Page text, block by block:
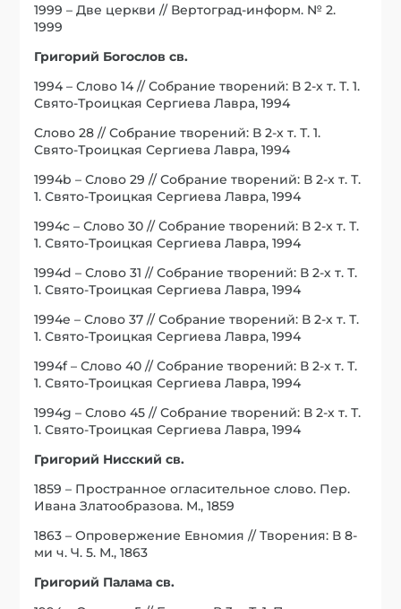
1999 – Две церкви // Вертоград-информ. № 2.
1999
Григорий Богослов св.
1994 – Слово 14 // Собрание творений: В 2-х т. Т. 1.
Свято-Троицкая Сергиева Лавра, 1994
Слово 28 // Собрание творений: В 2-х т. Т. 1.
Свято-Троицкая Сергиева Лавра, 1994
1994b – Слово 29 // Собрание творений: В 2-х т. Т.
1. Свято-Троицкая Сергиева Лавра, 1994
1994c – Слово 30 // Собрание творений: В 2-х т. Т.
1. Свято-Троицкая Сергиева Лавра, 1994
1994d – Слово 31 // Собрание творений: В 2-х т. Т.
1. Свято-Троицкая Сергиева Лавра, 1994
1994e – Слово 37 // Собрание творений: В 2-х т. Т.
1. Свято-Троицкая Сергиева Лавра, 1994
1994f – Слово 40 // Собрание творений: В 2-х т. Т.
1. Свято-Троицкая Сергиева Лавра, 1994
1994g – Слово 45 // Собрание творений: В 2-х т. Т.
1. Свято-Троицкая Сергиева Лавра, 1994
Григорий Нисский св.
1859 – Пространное огласительное слово. Пер.
Ивана Златообразова. М., 1859
1863 – Опровержение Евномия // Творения: В 8-
ми ч. Ч. 5. М., 1863
Григорий Палама св.